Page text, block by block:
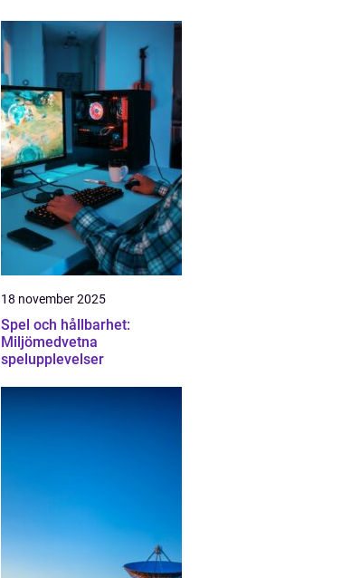
18 november 2025
Spel och hållbarhet:
Miljömedvetna
spelupplevelser